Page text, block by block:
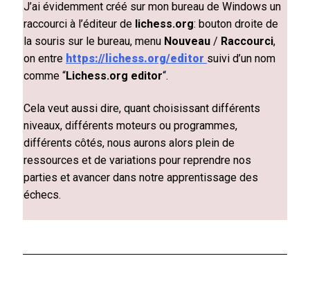
J’ai évidemment créé sur mon bureau de Windows un
raccourci à l’éditeur de lichess.org: bouton droite de
la souris sur le bureau, menu Nouveau / Raccourci,
on entre https://lichess.org/editor suivi d’un nom
comme “Lichess.org editor“.
Cela veut aussi dire, quant choisissant différents
niveaux, différents moteurs ou programmes,
différents côtés, nous aurons alors plein de
ressources et de variations pour reprendre nos
parties et avancer dans notre apprentissage des
échecs.